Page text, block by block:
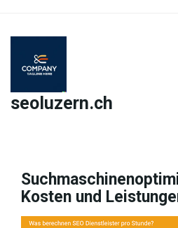
content
seoluzern.ch
Kosten und